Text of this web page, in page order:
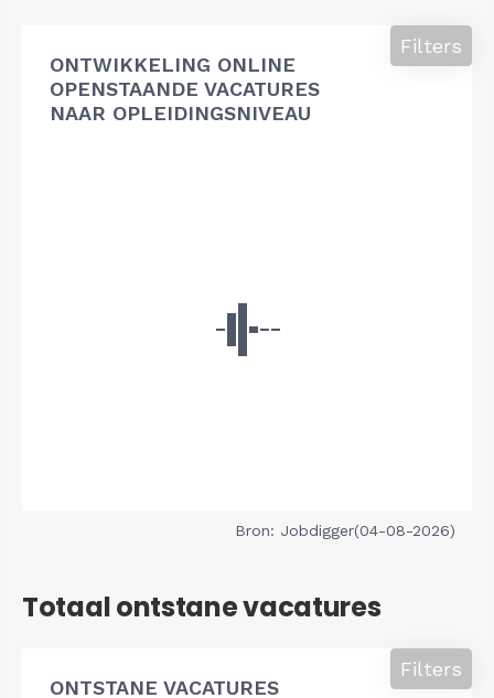
ONTWIKKELING ONLINE
OPENSTAANDE VACATURES
NAAR OPLEIDINGSNIVEAU
Filters
Bron: Jobdigger(04-08-2026)
Totaal ontstane vacatures
ONTSTANE VACATURES
Filters